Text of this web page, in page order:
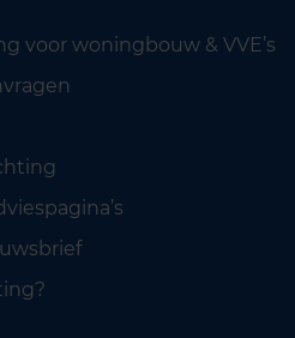
voor woningbouw & VVE’s